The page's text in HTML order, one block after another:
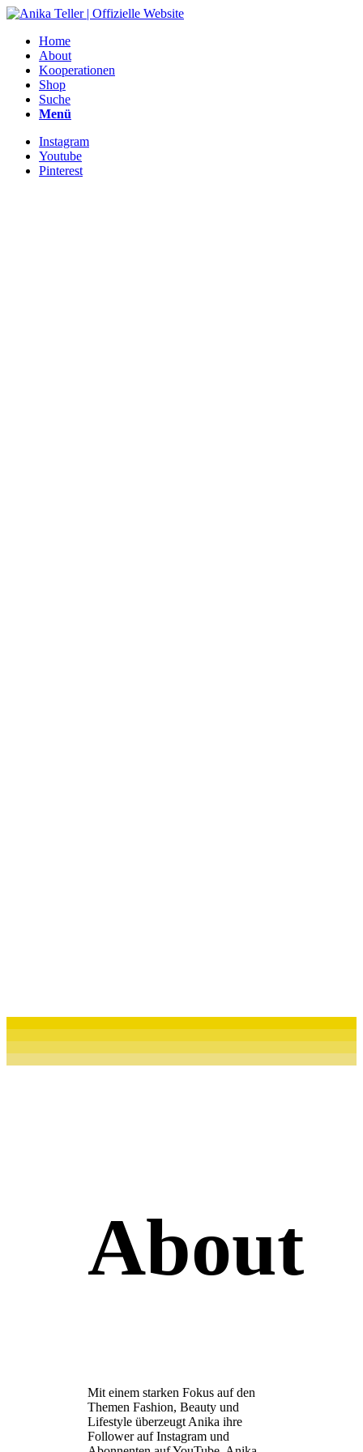
Home
About
Kooperationen
Shop
Suche
Menü
Instagram
Youtube
Pinterest
About
Mit einem starken Fokus auf den
Themen Fashion, Beauty und
Lifestyle überzeugt Anika ihre
Follower auf Instagram und